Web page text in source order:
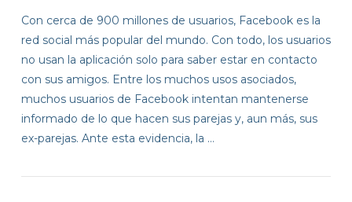
Con cerca de 900 millones de usuarios, Facebook es la
red social más popular del mundo. Con todo, los usuarios
no usan la aplicación solo para saber estar en contacto
con sus amigos. Entre los muchos usos asociados,
muchos usuarios de Facebook intentan mantenerse
informado de lo que hacen sus parejas y, aun más, sus
ex-parejas. Ante esta evidencia, la …